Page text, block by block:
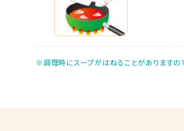
※調理時にスープがはねることがありますの